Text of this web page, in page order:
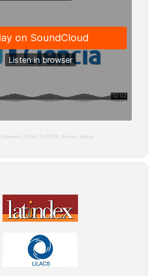
Volumen 33 Nro 3 (2025), Enero - Marzo